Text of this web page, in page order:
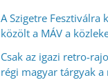
A Szigetre Fesztiválra
közölt a MÁV a
Csak az igazi retro-
régi magyar tárgyak